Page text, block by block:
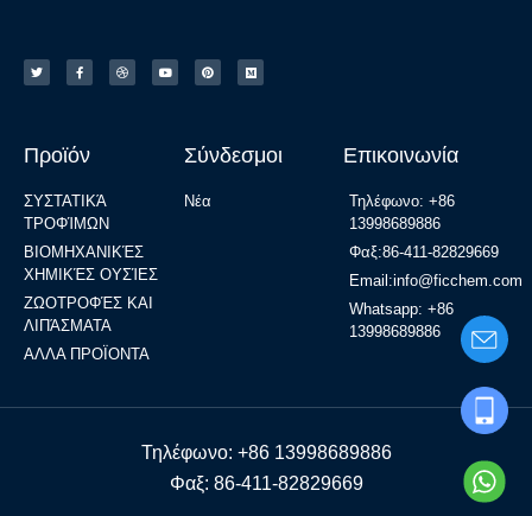
Προϊόν
ΣΥΣΤΑΤΙΚΆ
ΤΡΟΦΊΜΩΝ
ΒΙΟΜΗΧΑΝΙΚΈΣ
ΧΗΜΙΚΈΣ ΟΥΣΊΕΣ
ΖΩΟΤΡΟΦΈΣ ΚΑΙ
ΛΙΠΆΣΜΑΤΑ
ΑΛΛΑ ΠΡΟΪΟΝΤΑ
Σύνδεσμοι
Νέα
Επικοινωνία
Τηλέφωνο: +86
13998689886
Φαξ:86-411-82829669
Email:info@ficchem.com
Whatsapp: +86
13998689886
Τηλέφωνο: +86 13998689886
Φαξ: 86-411-82829669